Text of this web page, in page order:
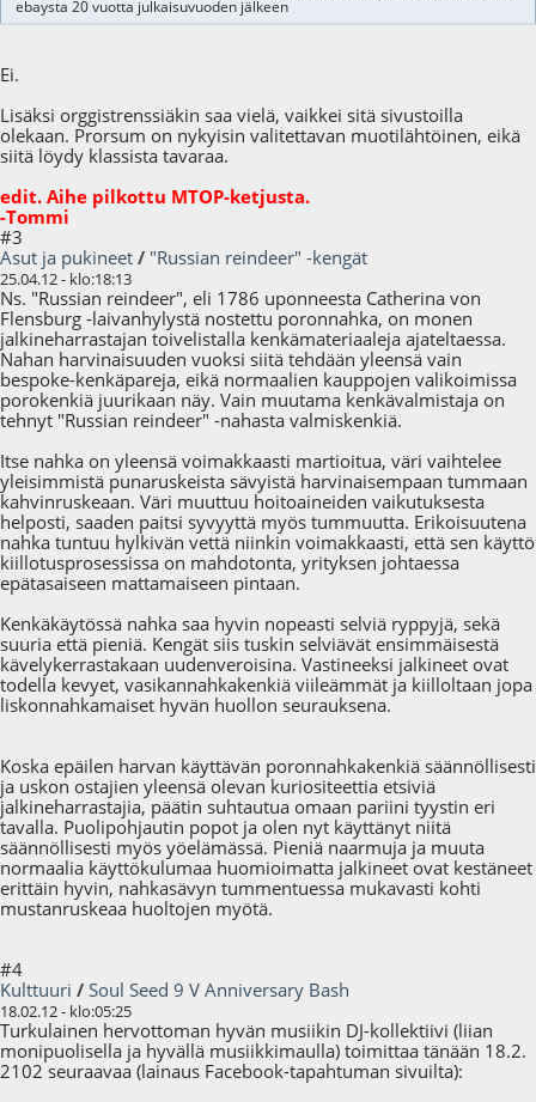
ebaysta 20 vuotta julkaisuvuoden jälkeen
Ei.
Lisäksi orggistrenssiäkin saa vielä, vaikkei sitä sivustoilla
olekaan. Prorsum on nykyisin valitettavan muotilähtöinen, eikä
siitä löydy klassista tavaraa.
edit. Aihe pilkottu MTOP-ketjusta.
-Tommi
#3
Asut ja pukineet / "Russian reindeer" -kengät
25.04.12 - klo:18:13
Ns. "Russian reindeer", eli 1786 uponneesta Catherina von
Flensburg -laivanhylystä nostettu poronnahka, on monen
jalkineharrastajan toivelistalla kenkämateriaaleja ajateltaessa.
Nahan harvinaisuuden vuoksi siitä tehdään yleensä vain
bespoke-kenkäpareja, eikä normaalien kauppojen valikoimissa
porokenkiä juurikaan näy. Vain muutama kenkävalmistaja on
tehnyt "Russian reindeer" -nahasta valmiskenkiä.
Itse nahka on yleensä voimakkaasti martioitua, väri vaihtelee
yleisimmistä punaruskeista sävyistä harvinaisempaan tummaan
kahvinruskeaan. Väri muuttuu hoitoaineiden vaikutuksesta
helposti, saaden paitsi syvyyttä myös tummuutta. Erikoisuutena
nahka tuntuu hylkivän vettä niinkin voimakkaasti, että sen käyttö
kiillotusprosessissa on mahdotonta, yrityksen johtaessa
epätasaiseen mattamaiseen pintaan.
Kenkäkäytössä nahka saa hyvin nopeasti selviä ryppyjä, sekä
suuria että pieniä. Kengät siis tuskin selviävät ensimmäisestä
kävelykerrastakaan uudenveroisina. Vastineeksi jalkineet ovat
todella kevyet, vasikannahkakenkiä viileämmät ja kiilloltaan jopa
liskonnahkamaiset hyvän huollon seurauksena.
Koska epäilen harvan käyttävän poronnahkakenkiä säännöllisesti
ja uskon ostajien yleensä olevan kuriositeettia etsiviä
jalkineharrastajia, päätin suhtautua omaan pariini tyystin eri
tavalla. Puolipohjautin popot ja olen nyt käyttänyt niitä
säännöllisesti myös yöelämässä. Pieniä naarmuja ja muuta
normaalia käyttökulumaa huomioimatta jalkineet ovat kestäneet
erittäin hyvin, nahkasävyn tummentuessa mukavasti kohti
mustanruskeaa huoltojen myötä.
#4
Kulttuuri / Soul Seed 9 V Anniversary Bash
18.02.12 - klo:05:25
Turkulainen hervottoman hyvän musiikin DJ-kollektiivi (liian
monipuolisella ja hyvällä musiikkimaulla) toimittaa tänään 18.2.
2102 seuraavaa (lainaus Facebook-tapahtuman sivuilta):